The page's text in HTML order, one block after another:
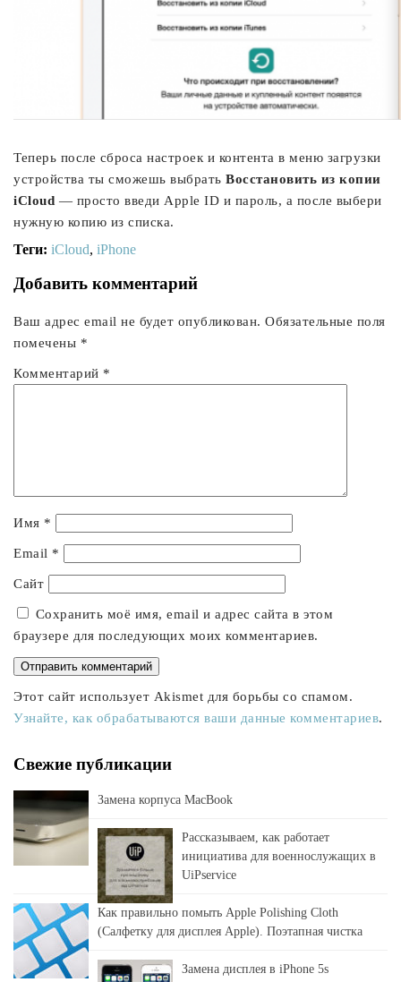
Теперь после сброса настроек и контента в меню загрузки
устройства ты сможешь выбрать Восстановить из копии
iCloud — просто введи Apple ID и пароль, а после выбери
нужную копию из списка.
Теги: iCloud, iPhone
Добавить комментарий
Ваш адрес email не будет опубликован. Обязательные поля
помечены *
Комментарий *
Имя *
Email *
Сайт
Сохранить моё имя, email и адрес сайта в этом
браузере для последующих моих комментариев.
Этот сайт использует Akismet для борьбы со спамом.
Узнайте, как обрабатываются ваши данные комментариев.
Свежие публикации
Замена корпуса MacBook
Рассказываем, как работает
инициатива для военнослужащих в
UiPservice
Как правильно помыть Apple Polishing Cloth
(Салфетку для дисплея Apple). Поэтапная чистка
Замена дисплея в iPhone 5s